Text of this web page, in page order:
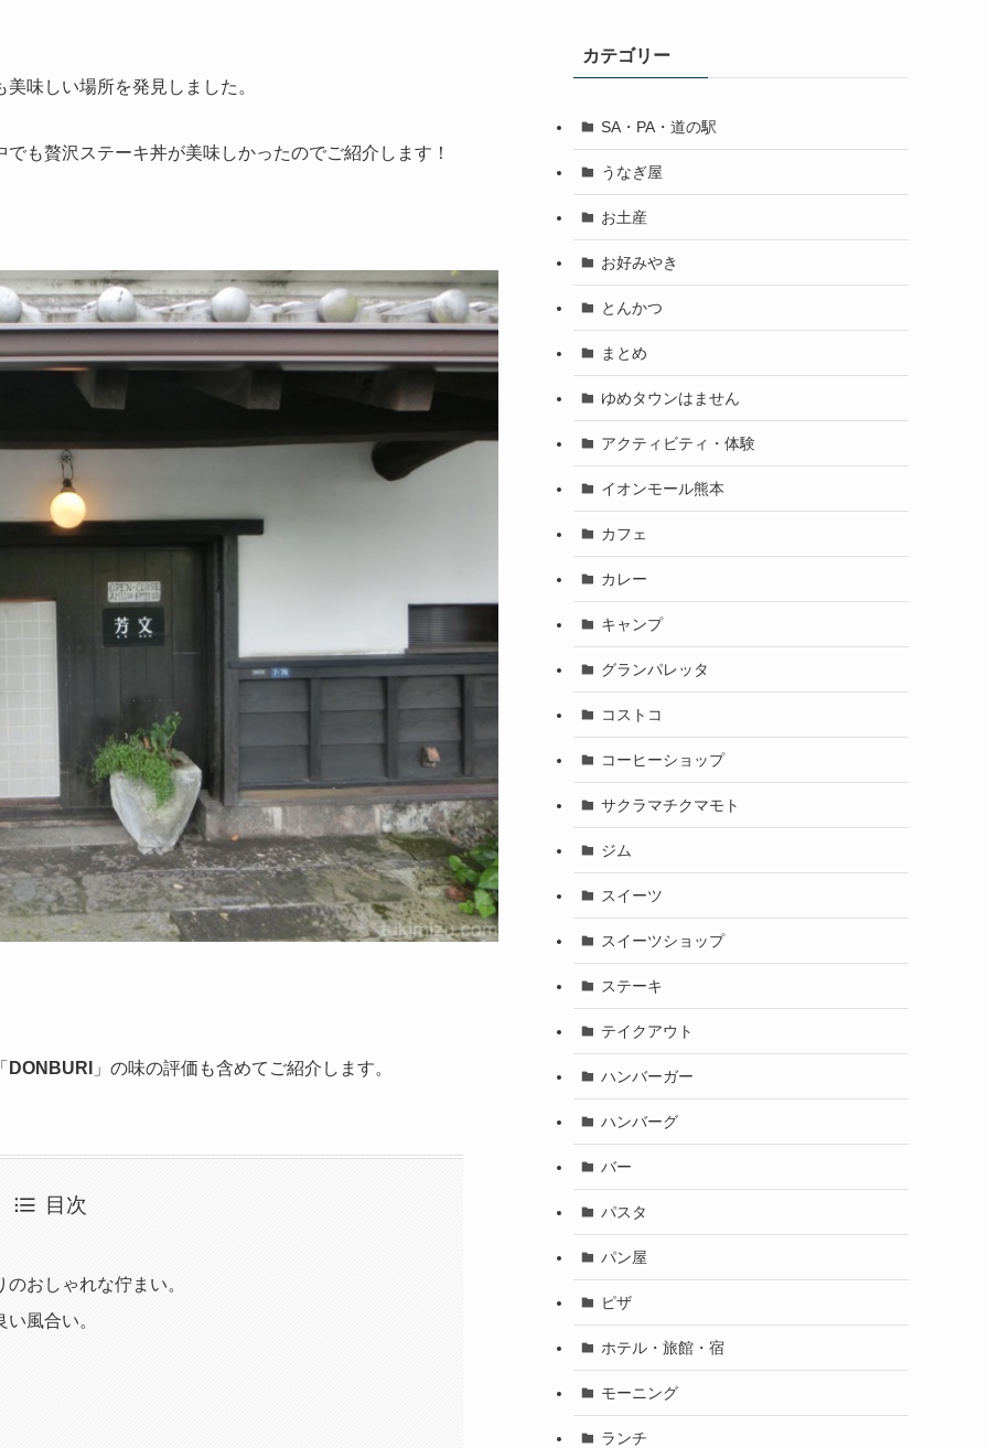
味しい場所を発見しました。
も贅沢ステーキ丼が美味しかったのでご紹介します！
DONBURI 」の味の評価も含めてご紹介します。
目次
おしゃれな佇まい。
風合い。
カテゴリー
SA・PA・道の駅
うなぎ屋
お土産
お好みやき
とんかつ
まとめ
ゆめタウンはません
アクティビティ・体験
イオンモール熊本
カフェ
カレー
キャンプ
グランパレッタ
コストコ
コーヒーショップ
サクラマチクマモト
ジム
スイーツ
スイーツショップ
ステーキ
テイクアウト
ハンバーガー
ハンバーグ
バー
パスタ
パン屋
ピザ
ホテル・旅館・宿
モーニング
ランチ